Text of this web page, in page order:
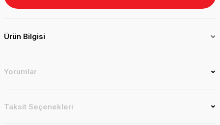
Ürün Bilgisi
Yorumlar
Taksit Seçenekleri